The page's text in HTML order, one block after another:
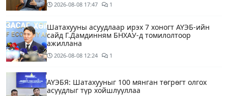
2026-08-08 17:47 1
Шатахууны асуудлаар ирэх 7 хоногт АҮЭБ-ийн
сайд Г.Дамдинням БНХАУ-д томилолтоор
ажиллана
2026-08-08 12:24 1
АҮЭБЯ: Шатахууныг 100 мянган төгрөгт олгох
асуудлыг түр хойшлууллаа